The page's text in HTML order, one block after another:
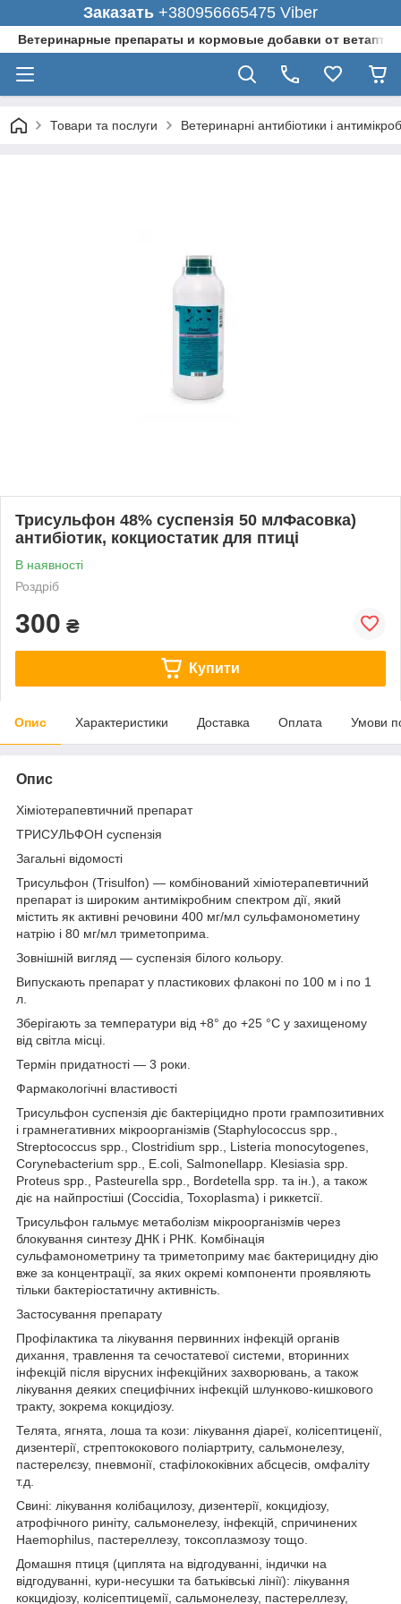
Заказать +380956665475 Viber
Ветеринарные препараты и кормовые добавки от
Товари та послуги Ветеринарні антибіотики і
Трисульфон 48% суспензія 50 млФасовка)
антибіотик, кокциостатик для птиці
В наявності
Роздріб
300 ₴
Купити
Опис Характеристики Доставка Оплата Умови
Опис
Хіміотерапевтичний препарат
ТРИСУЛЬФОН суспензія
Загальні відомості
Трисульфон (Trisulfon) — комбінований хіміотерапевтичний
препарат із широким антимікробним спектром дії, який
містить як активні речовини 400 мг/мл сульфамонометину
натрію і 80 мг/мл триметоприма.
Зовнішній вигляд — суспензія білого кольору.
Випускають препарат у пластикових флаконі по 100 м і по 1
л.
Зберігають за температури від +8° до +25 °C у захищеному
від світла місці.
Термін придатності — 3 роки.
Фармакологічні властивості
Трисульфон суспензія діє бактеріцидно проти грампозитивних
і грамнегативних мікроорганізмів (Staphylococcus spp.,
Streptococcus spp., Clostridium spp., Listeria monocytogenes,
Corynebacterium spp., E.coli, Salmonellapp. Klesiasia spp.
Proteus spp., Pasteurella spp., Bordetella spp. та ін.), а також
діє на найпростіші (Coccidia, Toxoplasma) і риккетсії.
Трисульфон гальмує метаболізм мікроорганізмів через
блокування синтезу ДНК і РНК. Комбінація
сульфамонометрину та триметоприму має бактерицидну дію
вже за концентрації, за яких окремі компоненти проявляють
тільки бактеріостатичну активність.
Застосування препарату
Профілактика та лікування первинних інфекцій органів
дихання, травлення та сечостатевої системи, вторинних
інфекцій після вірусних інфекційних захворювань, а також
лікування деяких специфічних інфекцій шлунково-кишкового
тракту, зокрема кокцидіозу.
Телята, ягнята, лоша та кози: лікування діареї, колісептиценії,
дизентерії, стрептококового поліартриту, сальмонелезу,
пастерелєзу, пневмонії, стафілококівних абсцесів, омфаліту
т.д.
Свині: лікування колібацилозу, дизентерії, кокцидіозу,
атрофічного риніту, сальмонелезу, інфекцій, спричинених
Haemophilus, пастереллезу, токсоплазмозу тощо.
Домашня птиця (циплята на відгодуванні, індички на
відгодуванні, кури-несушки та батьківські лінії): лікування
кокцидіозу, колісептицемії, сальмонелезу, пастереллезу,